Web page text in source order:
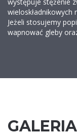
Jeżeli stosujemy
wapnować gleby
GALERIA